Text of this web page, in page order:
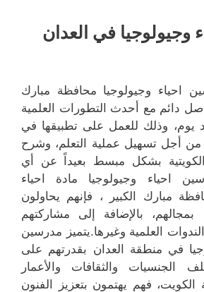
وجيولوجيا في العدان
احياء وجيولوجيا محافظة مبارك
دائم مع أحدث التطورات العلمية
يوم، وذلك للعمل على تطبيقها في
من أجل تسهيل عملية التعلم، وشرح
الكويتية بشكل مبسط بعيداً عن أي
احياء وجيولوجيا مادة احياء
مبارك الكبير ، فإنهم يحاولون
بالإضافة إلى مشاركتهم
العلمية وغيرها.يتميز مدرسين
في منطقة العدان بقدرتهم على
الجنسيات والثقافات والأعمار
فهم يهتمون بتعزيز الفنون